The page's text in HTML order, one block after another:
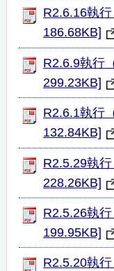
R2.6.16執
186.68KB]
R2.6.9執行
299.23KB]
R2.6.1執行
132.84KB]
R2.5.29執
228.26KB]
R2.5.26執
199.95KB]
R2.5.20執